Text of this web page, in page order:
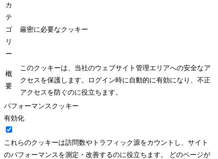
カ
テ
ゴ
リ
ー
厳密に必要なクッキー
概
要
このクッキーは、当社のウェブサイト管理エリアへの安全なア
クセスを保護します。ログイン時に自動的に有効になり、不正
アクセスを防ぐのに役立ちます。
パフォーマンスクッキー
有効化
これらのクッキーは訪問数やトラフィック源をカウントし、サイト
のパフォーマンスを測定・改善するのに役立ちます。 どのページが